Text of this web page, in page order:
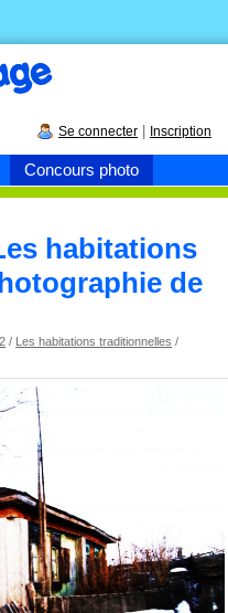
Concours photo
Se connecter Inscription
habitations
de
/ Les habitations traditionnelles /